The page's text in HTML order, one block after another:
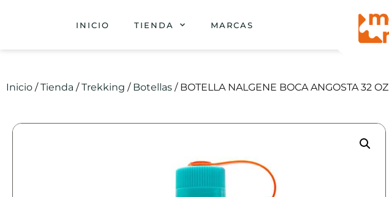
INICIO TIENDA MARCAS
Inicio /Tienda /Trekking / Botellas / BOTELLA NALGENE BOCA ANGOSTA 32 OZ